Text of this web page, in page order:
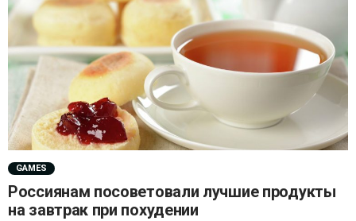
GAMES
Россиянам посоветовали лучшие продукты
на завтрак при похудении